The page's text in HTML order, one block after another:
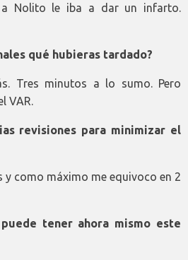
a Nolito le iba a dar un infarto.
qué hubieras tardado?
Tres minutos a lo sumo. Pero
VAR.
revisiones para minimizar el
y como máximo me equivoco en 2
tener ahora mismo este